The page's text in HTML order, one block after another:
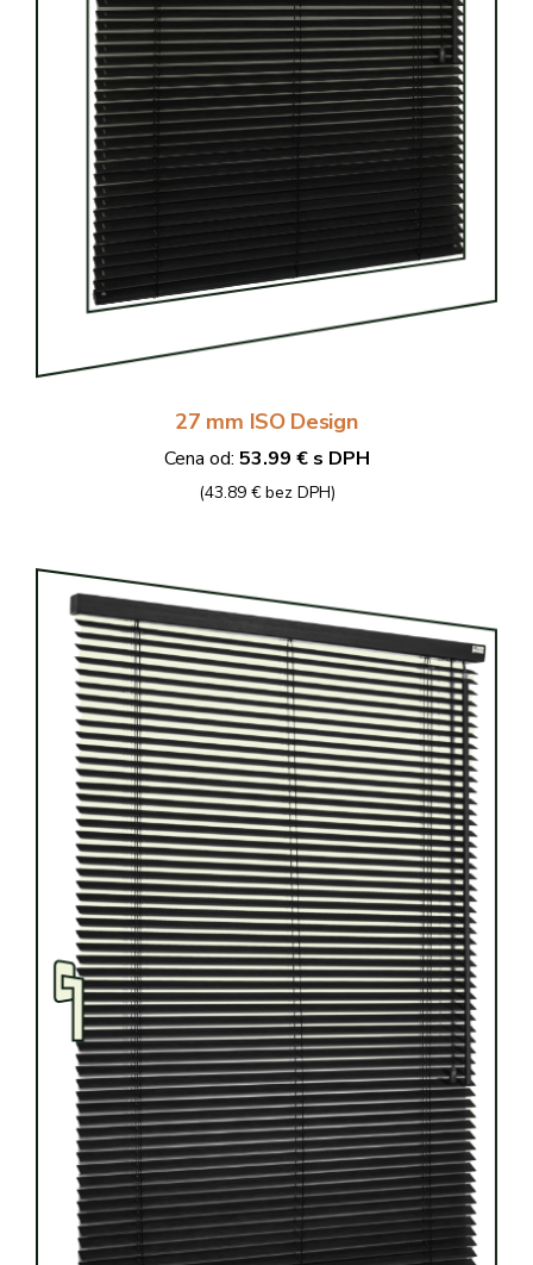
27 mm ISO Design
Cena od: 53.99 € s DPH
(43.89 € bez DPH)